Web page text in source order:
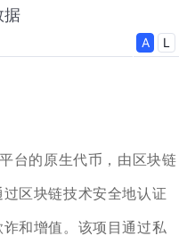
台的原生代币，由区块链
区块链技术安全地认证
和增值。该项目通过私